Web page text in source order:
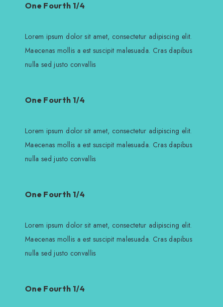
One Fourth 1/4
Lorem ipsum dolor sit amet, consectetur adipiscing elit.
Maecenas mollis a est suscipit malesuada. Cras dapibus
nulla sed justo convallis
One Fourth 1/4
Lorem ipsum dolor sit amet, consectetur adipiscing elit.
Maecenas mollis a est suscipit malesuada. Cras dapibus
nulla sed justo convallis
One Fourth 1/4
Lorem ipsum dolor sit amet, consectetur adipiscing elit.
Maecenas mollis a est suscipit malesuada. Cras dapibus
nulla sed justo convallis
One Fourth 1/4